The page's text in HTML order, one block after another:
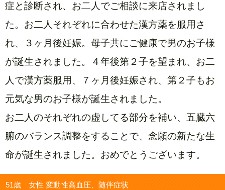
症と診断され、お二人でご相談に来店されまし
た。お二人それぞれに合わせた漢方薬を服用さ
れ、３ヶ月後妊娠。母子共にご健康で男のお子様
が誕生されました。４年後第２子を望まれ、お二
人で漢方薬服用、７ヶ月後妊娠され、第２子もお
元気な男のお子様が誕生されました。
お二人のそれぞれの虚してる部分を補い、五臓六
腑のバランス調整をすることで、念願の新たな生
命が誕生されました。おめでとうございます。
51歳 女性 変動性高血圧、随伴症状